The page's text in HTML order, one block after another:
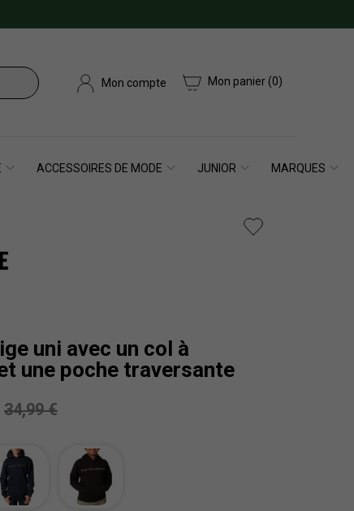
Mon compte Mon panier (0)
ACCESSOIRES DE MODE JUNIOR MARQUES
uni avec un col à
une poche traversante
34,99 €